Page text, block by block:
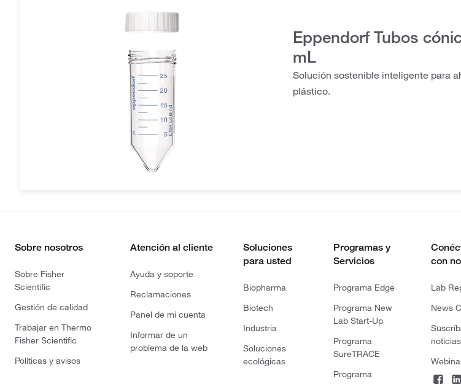
Eppendorf Tubos
mL
Solución sostenible inteligente para
plástico.
Sobre nosotros
Sobre Fisher
Scientific
Gestión de calidad
Trabajar en Thermo
Fisher Scientific
Políticas y avisos
Atención al cliente
Ayuda y soporte
Reclamaciones
Panel de mi cuenta
Informar de un
problema de la web
Soluciones
para usted
Biopharma
Biotech
Industria
Soluciones
ecológicas
Programas y
Servicios
Programa Edge
Programa New
Lab Start-Up
Programa
SureTRACE
Programa
con
Lab
News
noticias